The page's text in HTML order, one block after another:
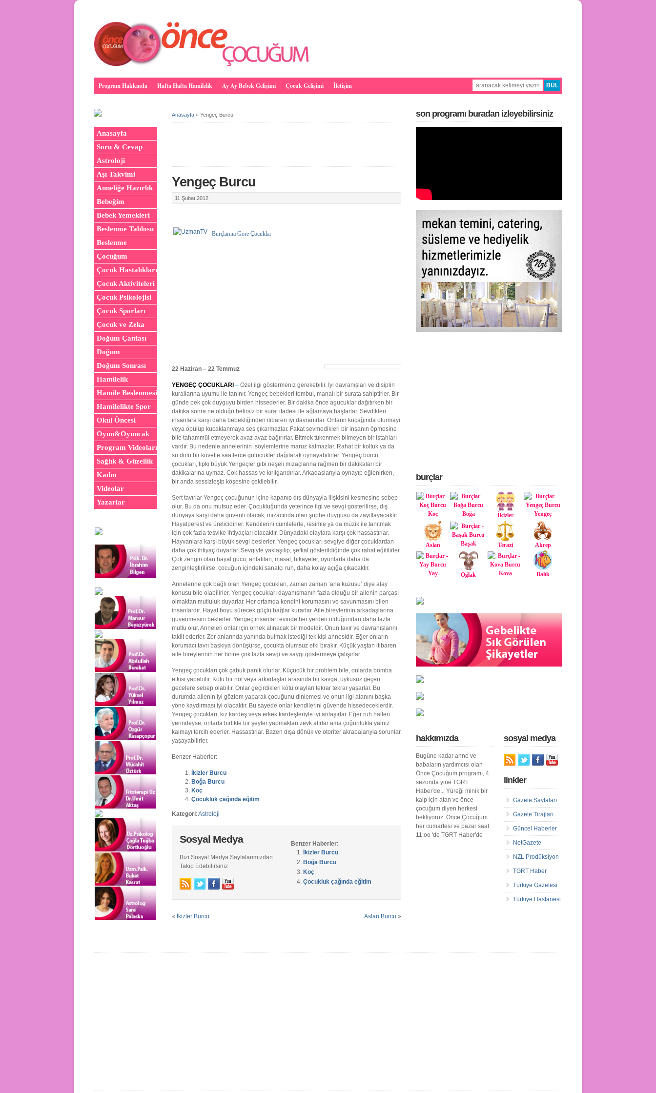
Program Hakkında Hafta Hafta Hamilelik Ay Ay Bebek Gelişimi Çocuk Gelişimi İletişim
Anasayfa »Yengeç Burcu
Yengeç Burcu
11 Şubat 2012
Burçlarına Göre Çocuklar
22 Haziran – 22 Temmuz
YENGEÇ ÇOCUKLARI –Özel ilgi göstermeniz gerekebilir. İyi davranışları ve disiplin
kurallarına uyumu ile tanınır. Yengeç bebekleri tombul, manalı bir surata sahiptirler. Bir
günde pek çok duyguyu birden hissederler. Bir dakika önce agucuklar dağıtırken bir
dakika sonra ne olduğu belirsiz bir surat ifadesi ile ağlamaya başlarlar. Sevdikleri
insanlara karşı daha bebekliğinden itibaren iyi davranırlar. Onların kucağında oturmayı
veya öpülüp kucaklanmaya ses çıkarmazlar. Fakat sevmedikleri bir insanın öpmesine
bile tahammül etmeyerek avaz avaz bağırırlar. Bitmek tükenmek bilmeyen bir iştahları
vardır. Bu nedenle annelerinin söylemlerine maruz kalmazlar. Rahat bir koltuk ya da
su dolu bir küvette saatlerce gülücükler dağıtarak oynayabilirler. Yengeç burcu
çocukları, tıpkı büyük Yengeçler gibi neşeli mizaçlarına rağmen bir dakikaları bir
dakikalarına uymaz. Çok hassas ve kırılgandırlar. Arkadaşlarıyla oynayıp eğlenirken,
bir anda sessizleşip köşesine çekilebilir.
Sert tavırlar Yengeç çocuğunun içine kapanıp dış dünyayla ilişkisini kesmesine sebep
olur. Bu da onu mutsuz eder. Çocukluğunda yeterince ilgi ve sevgi gösterilirse, dış
dünyaya karşı daha güvenli olacak, mizacında olan şüphe duygusu da zayıflayacaktır.
Hayalperest ve üreticidirler. Kendilerini cümlelerle, resimle ya da müzik ile tanıtmak
için çok fazla teşvike ihtiyaçları olacaktır. Dünyadaki olaylara karşı çok hassastırlar.
Hayvanlara karşı büyük sevgi beslerler. Yengeç çocukları sevgiye diğer çocuklardan
daha çok ihtiyaç duyarlar. Sevgiyle yaklaşılıp, şefkat gösterildiğinde çok rahat eğitilirler.
Çok zengin olan hayal gücü, anlatılan, masal, hikayeler, oyunlarla daha da
zenginleştirilirse, çocuğun içindeki sanatçı ruh, daha kolay açığa çıkacaktır.
Annelerine çok bağlı olan Yengeç çocukları, zaman zaman ‘ana kuzusu’ diye alay
konusu bile olabilirler. Yengeç çocukları dayanışmanın fazla olduğu bir ailenin parçası
olmaktan mutluluk duyarlar. Her ortamda kendini korumasını ve savunmasını bilen
insanlardır. Hayat boyu sürecek güçlü bağlar kurarlar. Aile bireylerinin arkadaşlarına
güvenmesini beklerler. Yengeç insanları evinde her yerden olduğundan daha fazla
mutlu olur. Anneleri onlar için örnek alınacak bir modeldir. Onun tavır ve davranışlarını
taklit ederler. Zor anlarında yanında bulmak istediği tek kişi annesidir. Eğer onların
korumacı tavrı baskıya dönüşürse, çocukta olumsuz etki bırakır. Küçük yaştan itibaren
aile bireylerinin her birine çok fazla sevgi ve saygı göstermeye çalışırlar.
Yengeç çocukları çok çabuk panik olurlar. Küçücük bir problem bile, onlarda bomba
etkisi yapabilir. Kötü bir not veya arkadaşlar arasında bir kavga, uykusuz geçen
gecelere sebep olabilir. Onlar geçirdikleri kötü olayları tekrar tekrar yaşarlar. Bu
durumda ailenin iyi gözlem yaparak çocuğunu dinlemesi ve onun ilgi alanını başka
yöne kaydırması iyi olacaktır. Bu sayede onlar kendilerini güvende hissedeceklerdir.
Yengeç çocukları, kız kardeş veya erkek kardeşleriyle iyi anlaşırlar. Eğer ruh halleri
yerindeyse, onlarla birlikte bir şeyler yapmaktan zevk alırlar ama çoğunlukla yalnız
kalmayı tercih ederler. Hassastırlar. Bazen dışa dönük ve otoriter akrabalarıyla sorunlar
yaşayabilirler.
Benzer Haberler:
İkizler Burcu
Boğa Burcu
Koç
Çocukluk çağında eğitim
Kategori:Astroloji
Benzer Haberler:
İkizler Burcu
Boğa Burcu
Koç
Çocukluk çağında eğitim
Sosyal Medya
Bizi Sosyal Medya Sayfalarımızdan
Takip Edebilirsiniz
« İkizler Burcu Aslan Burcu »
Anasayfa
Soru & Cevap
Astroloji
Aşı Takvimi
Anneliğe Hazırlık
Bebeğim
Bebek Yemekleri
Beslenme Tablosu
Beslenme
Çocuğum
Çocuk Hastalıkları
Çocuk Aktiviteleri
Çocuk Psikolojisi
Çocuk Sporları
Çocuk ve Zeka
Doğum Çantası
Doğum
Doğum Sonrası
Hamilelik
Hamile Beslenmesi
Hamilelikte Spor
Okul Öncesi
Oyun&Oyuncak
Program Videoları
Sağlık & Güzellik
Kadın
Videolar
Yazarlar
son programı buradan i̇zleyebilirsiniz
burçlar
Koç Boğa İkizler Yengeç
Aslan Başak Terazi Akrep
Yay Oğlak Kova Balık
hakkımızda
Bugüne kadar anne ve
babaların yardımcısı olan
Önce Çocuğum programı, 4.
sezonda yine TGRT
Haber'de... Yüreği minik bir
kalp için atan ve önce
çocuğum diyen herkesi
bekliyoruz. Önce Çocuğum
her cumartesi ve pazar saat
11:oo 'de TGRT Haber'de
sosyal medya
linkler
Gazete Sayfaları
Gazete Tirajları
Güncel Haberler
NetGazete
NZL Prodüksiyon
TGRT Haber
Türkiye Gazetesi
Türkiye Hastanesi